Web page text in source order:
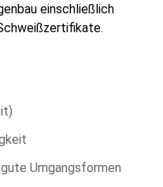
einschließlich
Umgangsformen